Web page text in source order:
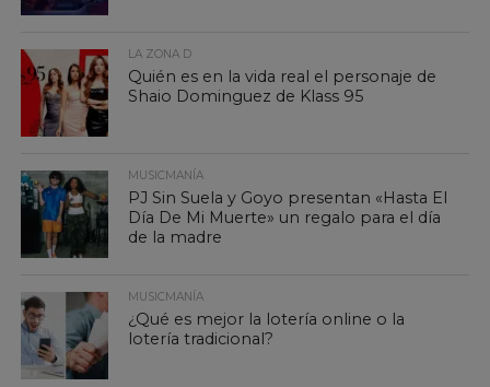
LA ZONA D
Quién es en la vida real el personaje de
Shaio Dominguez de Klass 95
MUSICMANÍA
PJ Sin Suela y Goyo presentan «Hasta El
Día De Mi Muerte» un regalo para el día
de la madre
MUSICMANÍA
¿Qué es mejor la lotería online o la
lotería tradicional?